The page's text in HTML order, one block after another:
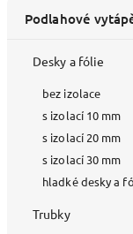
Podlahové
Desky a fólie
bez izolace
s izolací 10 mm
s izolací 20 mm
s izolací 30 mm
hladké desky a
Trubky